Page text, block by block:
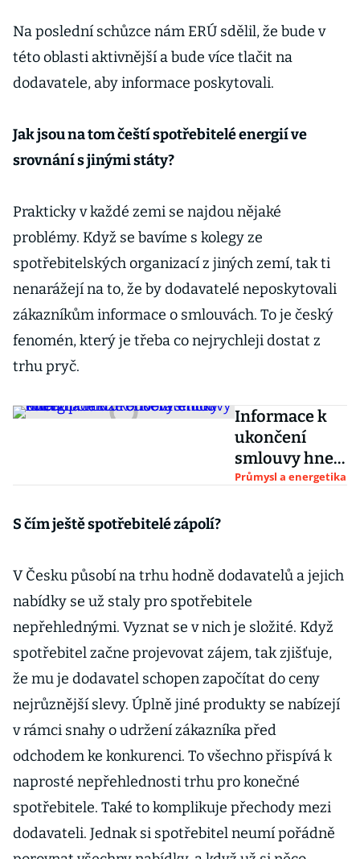
Na poslední schůzce nám ERÚ sdělil, že bude v
této oblasti aktivnější a bude více tlačit na
dodavatele, aby informace poskytovali.
Jak jsou na tom čeští spotřebitelé energií ve
srovnání s jinými státy?
Prakticky v každé zemi se najdou nějaké
problémy. Když se bavíme s kolegy ze
spotřebitelských organizací z jiných zemí, tak ti
nenarážejí na to, že by dodavatelé neposkytovali
zákazníkům informace o smlouvách. To je český
fenomén, který je třeba co nejrychleji dostat z
trhu pryč.
Informace k
ukončení
smlouvy hned
na faktuře.
Průmysl a energetika
S čím ještě spotřebitelé zápolí?
V Česku působí na trhu hodně dodavatelů a jejich
nabídky se už staly pro spotřebitele
nepřehlednými. Vyznat se v nich je složité. Když
spotřebitel začne projevovat zájem, tak zjišťuje,
že mu je dodavatel schopen započítat do ceny
nejrůznější slevy. Úplně jiné produkty se nabízejí
v rámci snahy o udržení zákazníka před
odchodem ke konkurenci. To všechno přispívá k
naprosté nepřehlednosti trhu pro konečné
spotřebitele. Také to komplikuje přechody mezi
dodavateli. Jednak si spotřebitel neumí pořádně